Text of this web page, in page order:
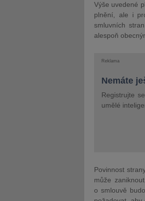
Výše uvedené
plnění, ale i
smluvních
alespoň
Reklama
Nemáte
Registrujte
umělé
Povinnost
může
o smlouvě